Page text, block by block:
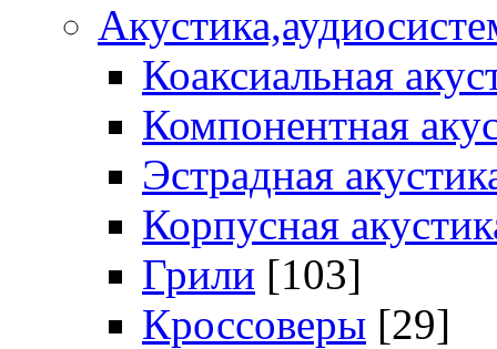
Коаксиальная
Компонентная
Эстрадная
Корпусная
Грили [103]
Кроссоверы [29]